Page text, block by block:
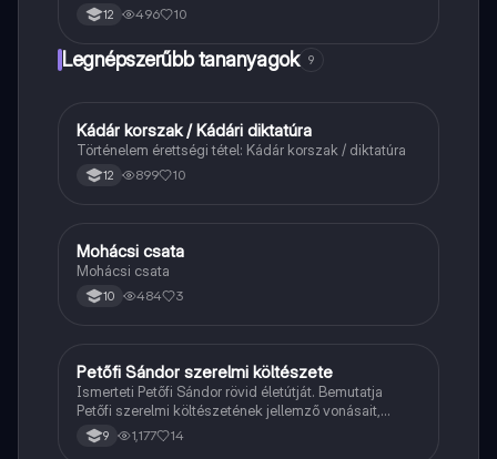
12 496 10
Legnépszerűbb tananyagok 9
Töri
Kádár korszak / Kádári diktatúra
Történelem érettségi tétel: Kádár korszak / diktatúra
12 899 10
Magyar
Mohácsi csata
Mohácsi csata
10 484 3
Magyar
Petőfi Sándor szerelmi költészete
Ismerteti Petőfi Sándor rövid életútját. Bemutatja
Petőfi szerelmi költészetének jellemző vonásait,
vereseinek ihletőit és külön kitér a hitvesi
költészetére.
9 1,177 14